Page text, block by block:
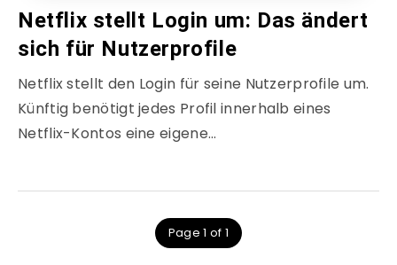
Netflix stellt Login um: Das ändert
sich für Nutzerprofile
Netflix stellt den Login für seine Nutzerprofile um.
Künftig benötigt jedes Profil innerhalb eines
Netflix-Kontos eine eigene…
Page 1 of 1